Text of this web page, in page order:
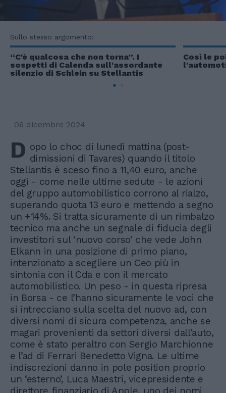
Sullo stesso argomento:
“C'è qualcosa che non torna”. I
sospetti di Calenda sull'assordante
silenzio di Schlein su Stellantis
Così le
06 dicembre 2024
D opo lo choc di lunedì mattina (post-
dimissioni di Tavares) quando il titolo
Stellantis è sceso fino a 11,40 euro, anche
oggi - come nelle ultime sedute - le azioni
del gruppo automobilistico corrono al rialzo,
superando quota 13 euro e mettendo a segno
un +14%. Si tratta sicuramente di un rimbalzo
tecnico ma anche un segnale di fiducia degli
investitori sul ‘nuovo corso’ che vede John
Elkann in una posizione di primo piano,
intenzionato a scegliere un Ceo più in
sintonia con il Cda e con il mercato
automobilistico. Un peso - in questa ripresa
in Borsa - ce l’hanno sicuramente le voci che
si intrecciano sulla scelta del nuovo ad, con
diversi nomi di sicura competenza, anche se
magari provenienti da settori diversi dall’auto,
come è stato peraltro con Sergio Marchionne
e l’ad di Ferrari Benedetto Vigna. Le ultime
indiscrezioni danno in pole position proprio
un ‘esterno’, Luca Maestri, vicepresidente e